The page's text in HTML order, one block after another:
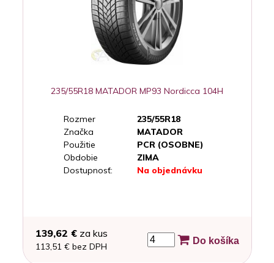
235/55R18 MATADOR MP93 Nordicca 104H
Rozmer
235/55R18
Značka
MATADOR
Použitie
PCR (OSOBNE)
Obdobie
ZIMA
Dostupnosť:
Na objednávku
139,62 €za kus
113,51 € bez DPH
Do košíka